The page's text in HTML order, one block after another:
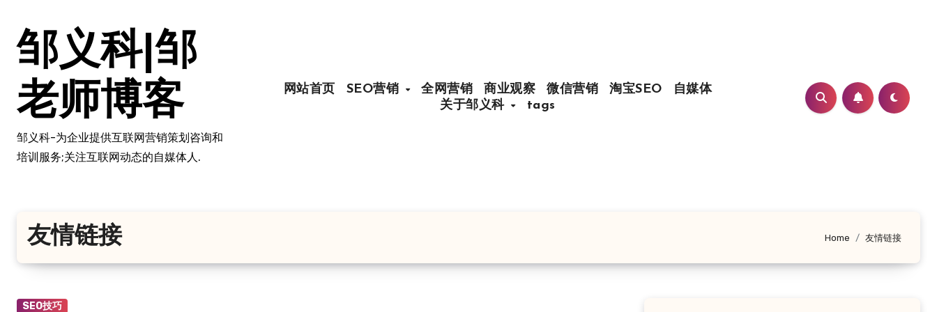
邹义科|邹
老师博客
邹义科-为企业提供互联网营销策划咨询和
培训服务;关注互联网动态的自媒体人.
网站首页 SEO营销 全网营销 商业观察 微信营销 淘宝SEO
自媒体
关于邹义科
tags
友情链接 Home 友情链接
SEO技巧